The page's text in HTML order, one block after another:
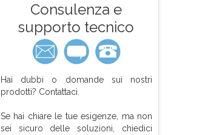
Consulenza e
supporto tecnico
Hai dubbi o domande sui nostri
prodotti? Contattaci.
Se hai chiare le tue esigenze, ma non
sei sicuro delle soluzioni, chiedici